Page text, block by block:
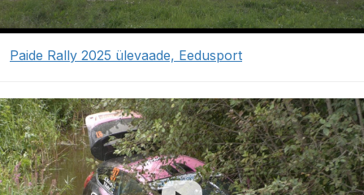
Paide Rally 2025 ülevaade, Eedusport